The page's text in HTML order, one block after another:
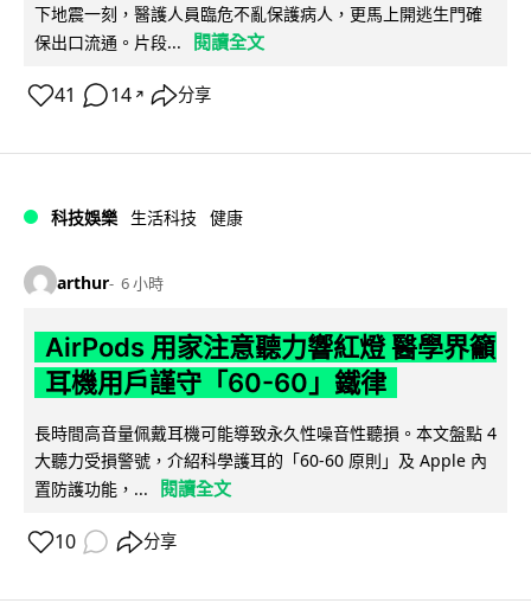
下地震一刻，醫護人員臨危不亂保護病人，更馬上開逃生門確
保出口流通。片段...
閱讀全文
41 14 ↗ 分享
科技娛樂 生活科技 健康
arthur 6 小時
AirPods 用家注意聽力響紅燈 醫學界籲
耳機用戶謹守「60-60」鐵律
長時間高音量佩戴耳機可能導致永久性噪音性聽損。本文盤點 4
大聽力受損警號，介紹科學護耳的「60-60 原則」及 Apple 內
置防護功能，...
閱讀全文
10 分享